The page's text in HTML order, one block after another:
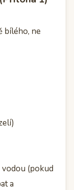
bílého, ne
(pokud
a